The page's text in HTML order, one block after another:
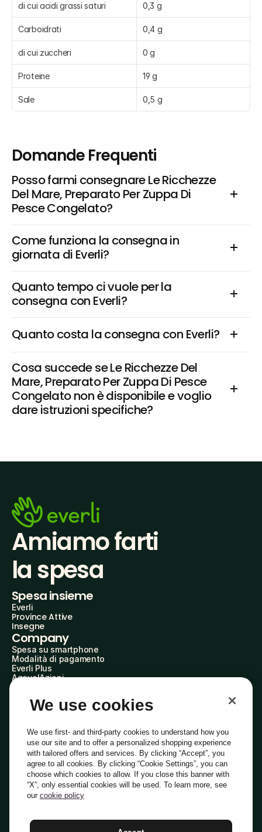
di cui acidi grassi saturi 0,3 g
Carboidrati 0,4 g
di cui zuccheri 0 g
Proteine 19 g
Sale 0,5 g
Domande Frequenti
Posso farmi consegnare Le Ricchezze
Del Mare, Preparato Per Zuppa Di
Pesce Congelato?
Come funziona la consegna in
giornata di Everli?
Quanto tempo ci vuole per la
consegna con Everli?
Quanto costa la consegna con Everli?
Cosa succede se Le Ricchezze Del
Mare, Preparato Per Zuppa Di Pesce
Congelato non è disponibile e voglio
dare istruzioni specifiche?
Amiamo farti
la spesa
Spesa insieme
Everli
Province Attive
Insegne
Company
Spesa su smartphone
Modalità di pagamento
Everli Plus
AgevolAzioni
Everli Shoppers
Scopri chi siamo
Domande frequenti
Lavora con noi
Diventa Shopper
Investitori
PrivacyCookiePreferenze Cookie
Termini e Condizioni
Italiano
We use cookies
We use first- and third-party cookies to understand how you
use our site and to offer a personalized shopping experience
with tailored offers and services. By clicking “Accept”, you
agree to all cookies. By clicking “Cookie Settings”, you can
choose which cookies to allow. If you close this banner with
“X”, only essential cookies will be used. To learn more, see
our cookie policy